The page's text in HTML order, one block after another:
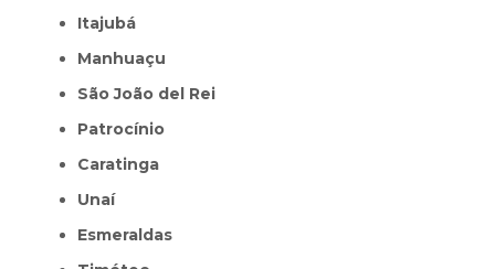
Itajubá
Manhuaçu
São João del Rei
Patrocínio
Caratinga
Unaí
Esmeraldas